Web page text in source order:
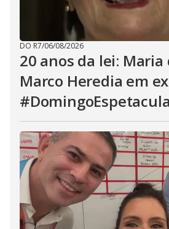
DO R7/06/08/2026
20 anos da lei: Maria
Marco Heredia em